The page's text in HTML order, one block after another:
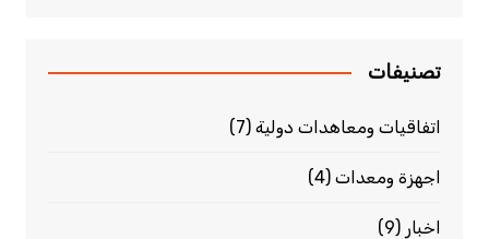
تصنيفات
اتفاقيات ومعاهدات دولية(7)
اجهزة ومعدات(4)
اخبار (9)